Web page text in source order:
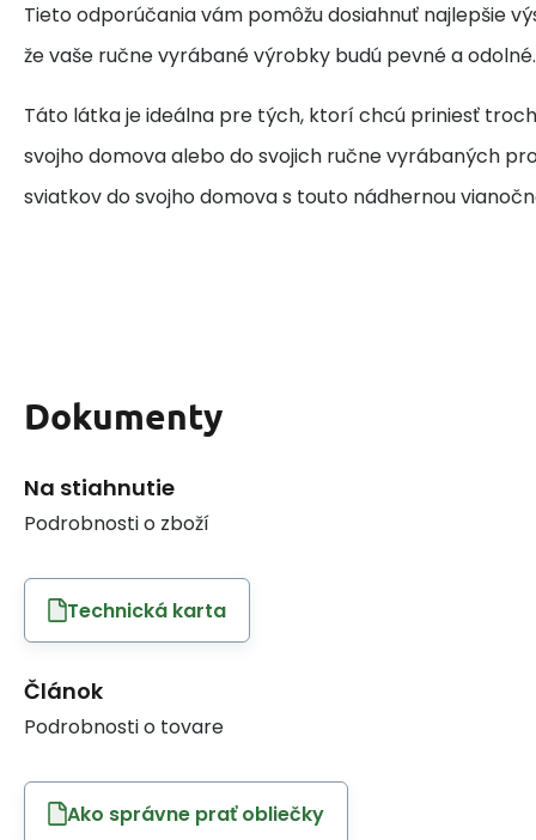
Tieto odporúčania vám pomôžu dosiahnuť najlepšie
že vaše ručne vyrábané výrobky budú pevné a odolné.
Táto látka je ideálna pre tých, ktorí chcú priniesť
svojho domova alebo do svojich ručne vyrábaných
sviatkov do svojho domova s touto nádhernou
Dokumenty
Na stiahnutie
Podrobnosti o zboží
Technická karta
Článok
Podrobnosti o tovare
Ako správne prať obliečky